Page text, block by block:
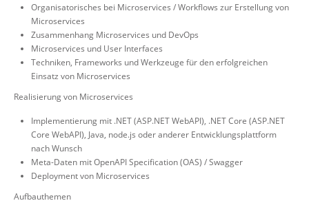
Organisatorisches bei Microservices / Workflows zur Erstellung von
Microservices
Zusammenhang Microservices und DevOps
Microservices und User Interfaces
Techniken, Frameworks und Werkzeuge für den erfolgreichen
Einsatz von Microservices
Realisierung von Microservices
Implementierung mit .NET (ASP.NET WebAPI), .NET Core (ASP.NET
Core WebAPI), Java, node.js oder anderer Entwicklungsplattform
nach Wunsch
Meta-Daten mit OpenAPI Specification (OAS) / Swagger
Deployment von Microservices
Aufbauthemen